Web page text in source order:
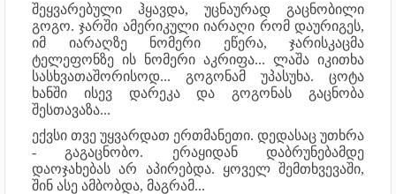
შეყვარებული ჰყავდა, უცნაურად გაცნობილი
გოგო. ჯარში ამერიკული იარაღი რომ დაურიგეს,
იმ იარაღზე ნომერი ეწერა, ჯარისკაცმა
ტელეფონზე ის ნომერი აკრიფა... ლაშა იკითხა
სასხვათაშორისოდ... გოგონამ უპასუხა. ცოტა
ხანში ისევ დარეკა და გოგონას გაცნობა
შესთავაზა...
ექვსი თვე უყვარდათ ერთმანეთი. დედასაც უთხრა
- გაგაცნობო. ერაყიდან დაბრუნებამდე
დაოჯახებას არ აპირებდა. ყოველ შემთხვევაში,
შინ ასე ამბობდა, მაგრამ...